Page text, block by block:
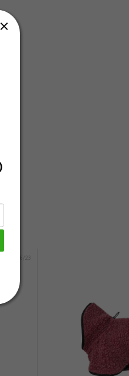
9816/23